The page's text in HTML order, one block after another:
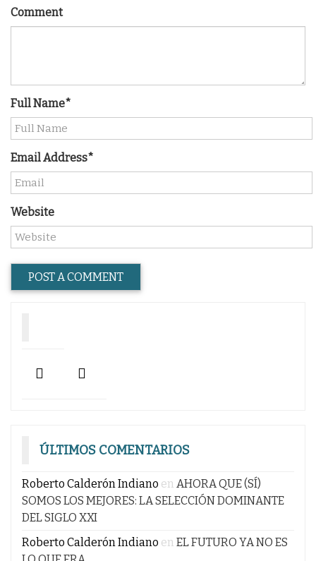
Comment
Full Name*
Email Address*
Website
ÚLTIMOS COMENTARIOS
Roberto Calderón Indiano en AHORA QUE (SÍ)
SOMOS LOS MEJORES: LA SELECCIÓN DOMINANTE
DEL SIGLO XXI
Roberto Calderón Indiano en EL FUTURO YA NO ES